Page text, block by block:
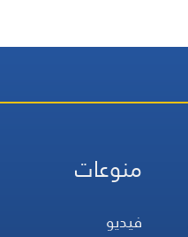
منوعات
فيديو